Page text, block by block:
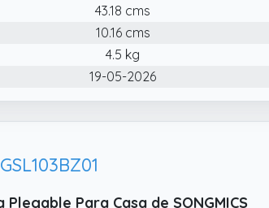
43.18 cms
10.16 cms
4.5 kg
19-05-2026
Para Casa de SONGMICS